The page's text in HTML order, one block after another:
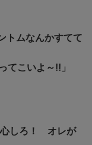
トムなんかすてて
てこいよ～!!」
しろ！ オレが